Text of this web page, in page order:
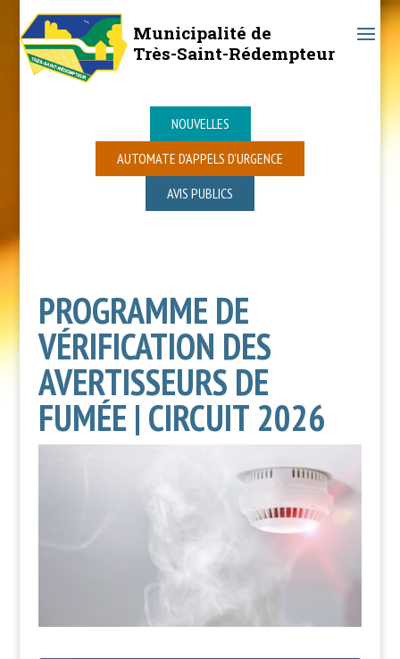
Municipalité de
Très-Saint-Rédempteur
NOUVELLES
AUTOMATE D’APPELS D’URGENCE
AVIS PUBLICS
PROGRAMME DE
VÉRIFICATION DES
AVERTISSEURS DE
FUMÉE | CIRCUIT 2026